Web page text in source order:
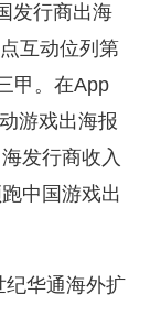
发行商出海
互动位列第
甲。在App
游戏出海报
发行商收入
中国游戏出